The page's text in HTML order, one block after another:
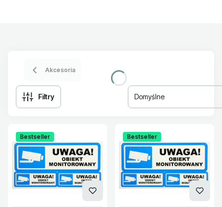
Akcesoria
Filtry Domyślne
Bestseller Bestseller